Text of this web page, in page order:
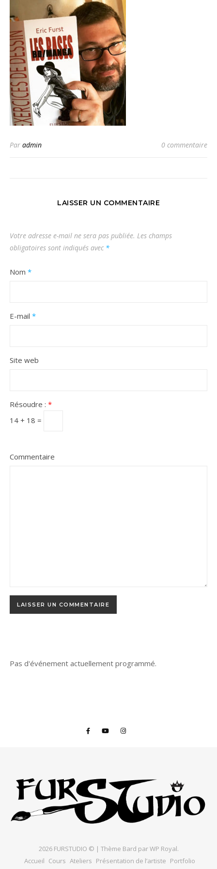
Par admin 0 commentaire
LAISSER UN COMMENTAIRE
Votre adresse e-mail ne sera pas publiée. Les champs
obligatoires sont indiqués avec *
Nom *
E-mail *
Site web
Résoudre : *
14 + 18 =
Commentaire
Pas d'événement actuellement programmé.
2026 FURSTUDIO © | Thème Bard parWP Royal.
Accueil Cours Ateliers Présentation de l’artiste Portfolio